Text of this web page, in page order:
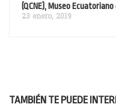
(QCNE), Museo
23 enero, 2019
TAMBIÉN TE PUEDE